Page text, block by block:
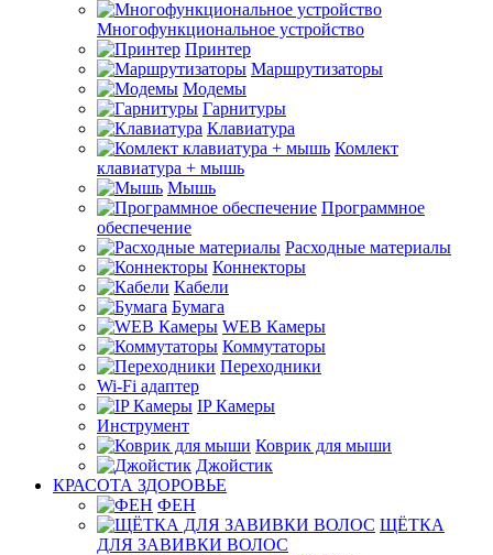
Многофункциональное устройство
Принтер
Маршрутизаторы
Модемы
Гарнитуры
Клавиатура
Комлект
клавиатура + мышь
Мышь
Программное
обеспечение
Расходные материалы
Коннекторы
Кабели
Бумага
WEB Камеры
Коммутаторы
Переходники
Wi-Fi адаптер
IP Камеры
Инструмент
Коврик для мыши
Джойстик
КРАСОТА ЗДОРОВЬЕ
ФЕН
ЩЁТКА
ДЛЯ ЗАВИВКИ ВОЛОС